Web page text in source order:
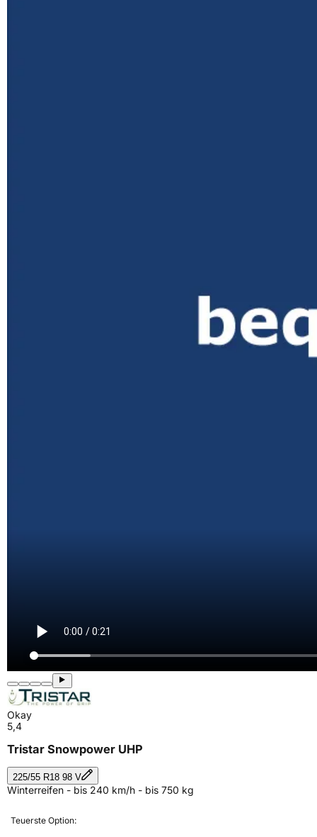
Okay
5,4
Tristar Snowpower UHP
225/55 R18 98 V
Winterreifen - bis 240 km/h - bis 750 kg
Teuerste Option: